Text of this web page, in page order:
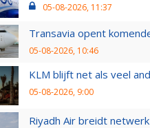
05-08-2026, 11:37
Transavia opent
05-08-2026, 10:46
KLM blijft net als veel
05-08-2026, 9:00
Riyadh Air breidt